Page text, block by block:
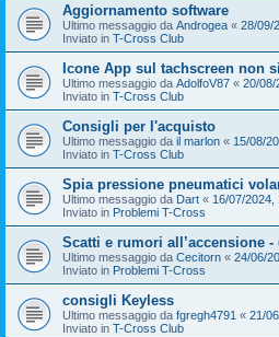
Aggiornamento software
Ultimo messaggio da Androgea « 28/09/
Inviato in T-Cross Club
Icone App sul tachscreen non
Ultimo messaggio da AdolfoV87 « 20/08/
Inviato in T-Cross Club
Consigli per l'acquisto
Ultimo messaggio da il marlon « 15/08/
Inviato in T-Cross Club
Spia pressione pneumatici
Ultimo messaggio da Dart « 16/07/2024,
Inviato in Problemi T-Cross
Scatti e rumori all’accensione
Ultimo messaggio da Cecitorn « 24/06/
Inviato in Problemi T-Cross
consigli Keyless
Ultimo messaggio da fgregh4791 « 21/
Inviato in T-Cross Club